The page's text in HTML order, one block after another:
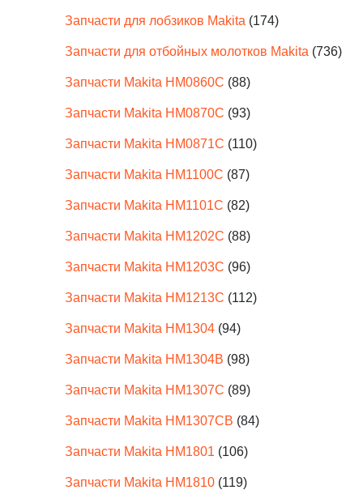
Запчасти для лобзиков Makita (174)
Запчасти для отбойных молотков Makita (736)
Запчасти Makita HM0860C (88)
Запчасти Makita HM0870C (93)
Запчасти Makita HM0871С (110)
Запчасти Makita HM1100C (87)
Запчасти Makita HM1101C (82)
Запчасти Makita HM1202C (88)
Запчасти Makita HM1203C (96)
Запчасти Makita HM1213C (112)
Запчасти Makita HM1304 (94)
Запчасти Makita HM1304B (98)
Запчасти Makita HM1307C (89)
Запчасти Makita HM1307CB (84)
Запчасти Makita HM1801 (106)
Запчасти Makita HM1810 (119)